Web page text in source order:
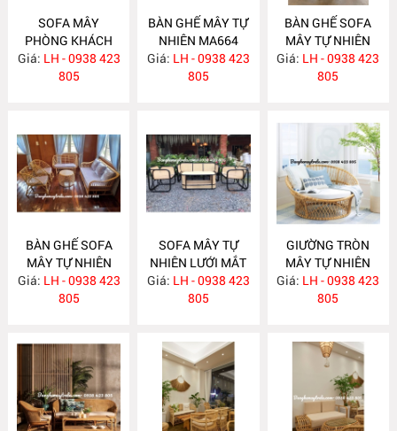
SOFA MÂY
PHÒNG KHÁCH
MA665
Giá: LH - 0938 423
805
BÀN GHẾ MÂY TỰ
NHIÊN MA664
Giá: LH - 0938 423
805
BÀN GHẾ SOFA
MÂY TỰ NHIÊN
MA663
Giá: LH - 0938 423
805
BÀN GHẾ SOFA
MÂY TỰ NHIÊN
MA657
Giá: LH - 0938 423
805
SOFA MÂY TỰ
NHIÊN LƯỚI MẮT
CÁO MA656
Giá: LH - 0938 423
805
GIƯỜNG TRÒN
MÂY TỰ NHIÊN
MA652
Giá: LH - 0938 423
805